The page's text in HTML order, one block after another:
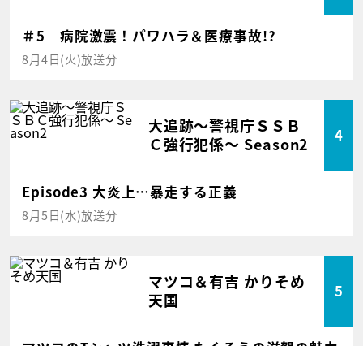
＃5 病院激震！パワハラ＆医療事故!?
8月4日(火)放送分
大追跡～警視庁ＳＳＢ
Ｃ強行犯係～ Season2
4
Episode3 大炎上…暴走する正義
8月5日(水)放送分
マツコ＆有吉 かりそめ
天国
5